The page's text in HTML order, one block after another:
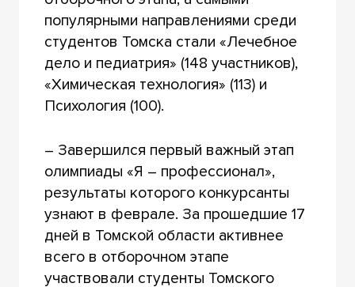
популярными направлениями среди
студентов Томска стали «Лечебное
дело и педиатрия» (148 участников),
«Химическая технология» (113) и
Психология (100).
– Завершился первый важный этап
олимпиады «Я – профессионал»,
результаты которого конкурсанты
узнают в феврале. За прошедшие 17
дней в Томской области активнее
всего в отборочном этапе
участвовали студенты Томского